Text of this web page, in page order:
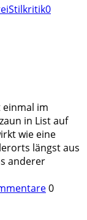
Stilkritik0
im
in List auf
wie eine
längst aus
anderer
0